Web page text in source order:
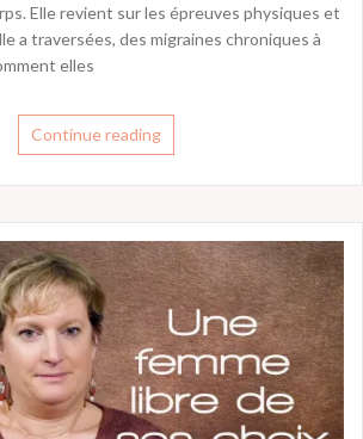
Elle revient sur les épreuves physiques et
a traversées, des migraines chroniques à
elles
Continue reading